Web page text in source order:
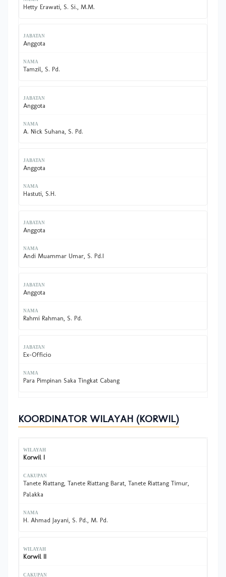
Hetty Erawati, S. Si., M.M.
Anggota
Tamzil, S. Pd.
Anggota
A. Nick Suhana, S. Pd.
Anggota
Hastuti, S.H.
Anggota
Andi Muammar Umar, S. Pd.I
Anggota
Rahmi Rahman, S. Pd.
Ex-Officio
Para Pimpinan Saka Tingkat Cabang
KOORDINATOR WILAYAH (KORWIL)
Korwil I
Tanete Riattang, Tanete Riattang Barat, Tanete Riattang Timur,
Palakka
H. Ahmad Jayani, S. Pd., M. Pd.
Korwil II